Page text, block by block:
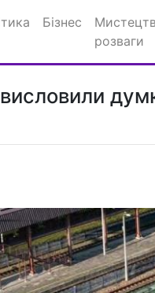
Бізнес
розваги